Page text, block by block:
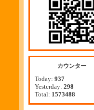
カウンター
Today: 937
Yesterday: 298
Total: 1573488